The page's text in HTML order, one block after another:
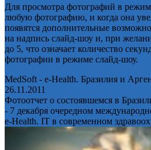
Для просмотра фотографий в
любую фотографию, и когда она
появятся дополнительные
на надпись слайд-шоу и, при
до 5, что означает количество
фотографии в режиме слайд-шоу.
MedSoft - e-Health. Бразилия и
26.11.2011
Фотоотчет о состоявшемся в
- 7 декабря очередном
e-Health. IT в современном